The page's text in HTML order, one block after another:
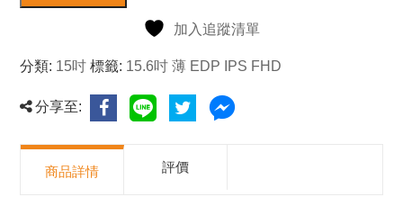
加入追蹤清單
分類: 15吋 標籤: 15.6吋 薄 EDP IPS FHD
分享至:
商品詳情 評價